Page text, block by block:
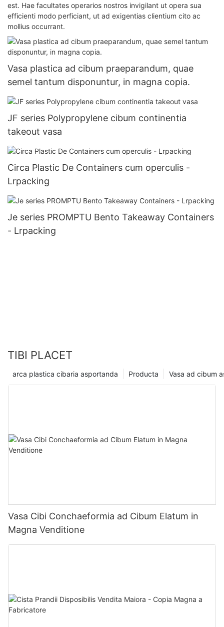
est. Hae facultates operarios nostros invigilant ut opera sua
efficienti modo perficiant, ut ad exigentias clientium cito ac
mollius occurrant.
Vasa plastica ad cibum praeparandum, quae
semel tantum disponuntur, in magna copia.
JF series Polypropylene cibum continentia
takeout vasa
Circa Plastic De Containers cum operculis -
Lrpacking
Je series PROMPTU Bento Takeaway Containers
- Lrpacking
TIBI PLACET
Vasa ad cibum
Producta
arca plastica cibaria asportanda
Vasa Cibi Conchaeformia ad Cibum Elatum in
Magna Venditione